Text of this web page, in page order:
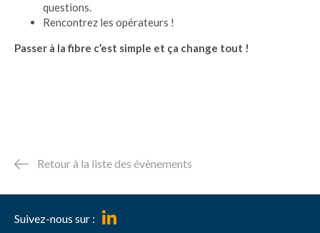
questions.
Rencontrez les opérateurs !
Passer à la fibre c’est simple et ça change tout !
Retour à la liste des évènements
Suivez-nous sur :